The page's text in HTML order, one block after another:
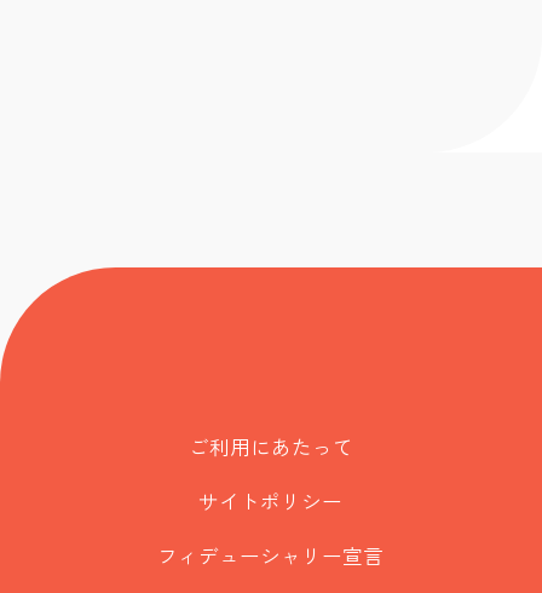
ご利用にあたって
サイトポリシー
フィデューシャリー宣言